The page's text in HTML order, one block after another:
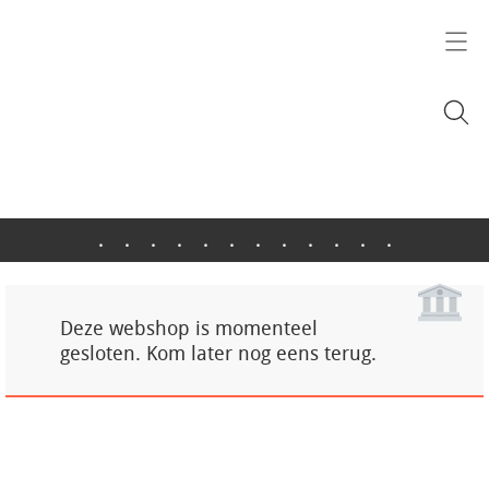
. . . . . . . . . . . .
Deze webshop is momenteel
gesloten. Kom later nog eens terug.